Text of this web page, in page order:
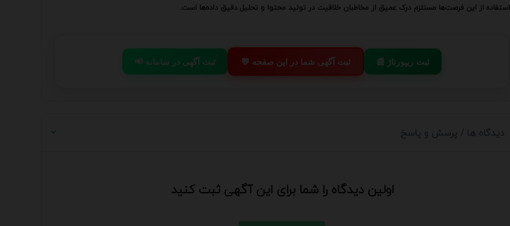
استفاده از این فرصت‌ها مستلزم درک عمیق از مخاطبان خلاقیت در تولید محتوا و تحلیل دقیق داده‌ها است.
📢 ثبت آگهی در سامانه 💬 ثبت آگهی شما در این صفحه 📰 ثبت ریپورتاژ
دیدگاه ها / پرسش و پاسخ
اولین دیدگاه را شما برای این آگهی ثبت کنید